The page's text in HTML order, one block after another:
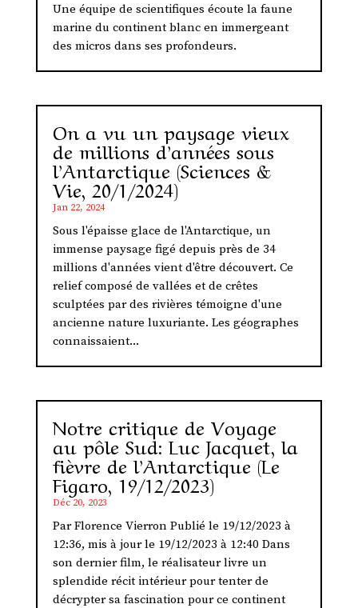
Une équipe de scientifiques écoute la faune
marine du continent blanc en immergeant
des micros dans ses profondeurs.
On a vu un paysage vieux
de millions d’années sous
l’Antarctique (Sciences &
Vie, 20/1/2024)
Jan 22, 2024
Sous l'épaisse glace de l'Antarctique, un
immense paysage figé depuis près de 34
millions d'années vient d'être découvert. Ce
relief composé de vallées et de crêtes
sculptées par des rivières témoigne d'une
ancienne nature luxuriante. Les géographes
connaissaient...
Notre critique de Voyage
au pôle Sud: Luc Jacquet, la
fièvre de l’Antarctique (Le
Figaro, 19/12/2023)
Déc 20, 2023
Par Florence Vierron Publié le 19/12/2023 à
12:36, mis à jour le 19/12/2023 à 12:40 Dans
son dernier film, le réalisateur livre un
splendide récit intérieur pour tenter de
décrypter sa fascination pour ce continent